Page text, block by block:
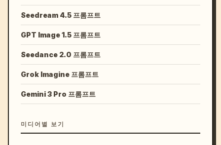
Seedream 4.5 프롬프트
GPT Image 1.5 프롬프트
Seedance 2.0 프롬프트
Grok Imagine 프롬프트
Gemini 3 Pro 프롬프트
미디어별 보기